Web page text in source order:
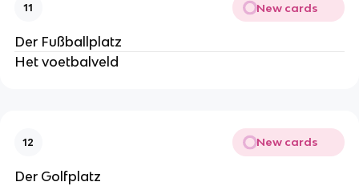
11 New cards
Der Fußballplatz
Het voetbalveld
12 New cards
Der Golfplatz